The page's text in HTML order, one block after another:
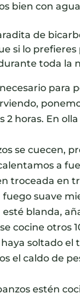
bien con
de
si lo
toda la
para
2 horas. En
se cuecen,
a
troceada en
fuego suave
esté blanda,
cocine otros
soltado el
el caldo de
estén